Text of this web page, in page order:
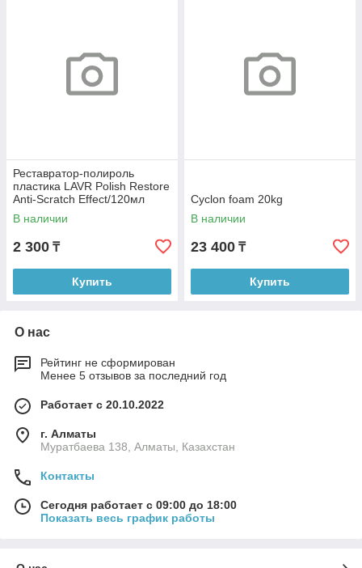
Реставратор-полироль
пластика LAVR Polish Restore
Anti-Scratch Effect/120мл
Ln1459-L
В наличии
2 300 ₸
Купить
Cyclon foam 20kg
В наличии
23 400 ₸
Купить
О нас
Рейтинг не сформирован
Менее 5 отзывов за последний год
Работает с 20.10.2022
г. Алматы
Муратбаева 138, Алматы, Казахстан
Контакты
Сегодня работает с 09:00 до 18:00
Показать весь график работы